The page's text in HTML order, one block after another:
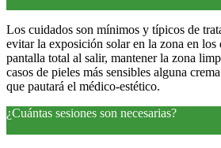
Los cuidados son mínimos y típicos de
evitar la exposición solar en la zona en
pantalla total al salir, mantener la zona
casos de pieles más sensibles alguna
que pautará el médico-estético.
¿Cuántas sesiones son necesarias?